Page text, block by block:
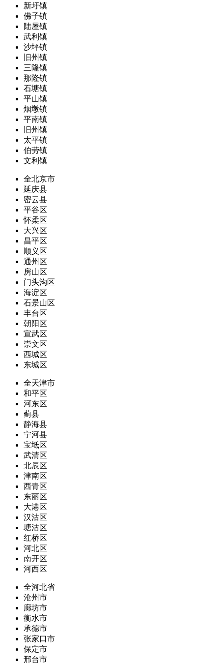
新圩镇
佛子镇
陆屋镇
武利镇
沙坪镇
旧州镇
三隆镇
那隆镇
石塘镇
平山镇
烟墩镇
平南镇
旧州镇
太平镇
伯劳镇
文利镇
全北京市
延庆县
密云县
平谷区
怀柔区
大兴区
昌平区
顺义区
通州区
房山区
门头沟区
海淀区
石景山区
丰台区
朝阳区
宣武区
崇文区
西城区
东城区
全天津市
和平区
河东区
蓟县
静海县
宁河县
宝坻区
武清区
北辰区
津南区
西青区
东丽区
大港区
汉沽区
塘沽区
红桥区
河北区
南开区
河西区
全河北省
沧州市
廊坊市
衡水市
承德市
张家口市
保定市
邢台市